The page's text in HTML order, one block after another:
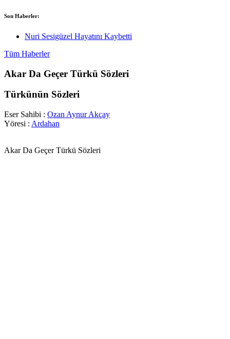
Son Haberler:
Nuri Sesigüzel Hayatını Kaybetti
Tüm Haberler
Akar Da Geçer Türkü Sözleri
Türkünün Sözleri
Eser Sahibi : Ozan Aynur Akçay
Yöresi : Ardahan
Akar Da Geçer Türkü Sözleri